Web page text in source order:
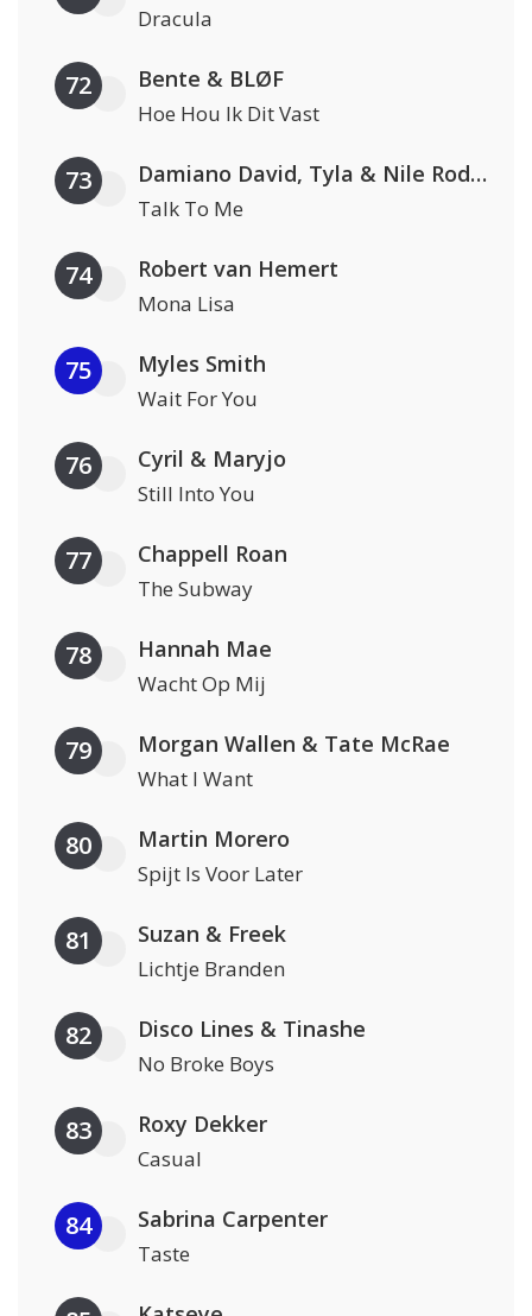
Dracula
72 Bente & BLØF
Hoe Hou Ik Dit Vast
73 Damiano David, Tyla & Nile Rodgers
Talk To Me
74 Robert van Hemert
Mona Lisa
75 Myles Smith
Wait For You
76 Cyril & Maryjo
Still Into You
77 Chappell Roan
The Subway
78 Hannah Mae
Wacht Op Mij
79 Morgan Wallen & Tate McRae
What I Want
80 Martin Morero
Spijt Is Voor Later
81 Suzan & Freek
Lichtje Branden
82 Disco Lines & Tinashe
No Broke Boys
83 Roxy Dekker
Casual
84 Sabrina Carpenter
Taste